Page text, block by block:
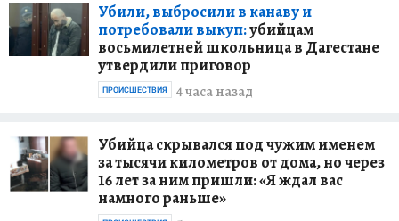
Убили, выбросили в канаву и
потребовали выкуп:убийцам
восьмилетней школьница в Дагестане
утвердили приговор
4 часа назад
ПРОИСШЕСТВИЯ
Убийца скрывался под чужим именем
за тысячи километров от дома, но через
16 лет за ним пришли: «Я ждал вас
намного раньше»